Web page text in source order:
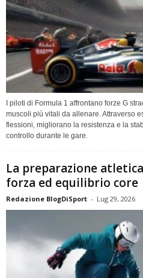
I piloti di Formula 1 affrontano forze G
muscoli più vitali da allenare. Attraverso
flessioni, migliorano la resistenza e la
controllo durante le gare.
La preparazione
forza ed equilibrio core
Redazione BlogDiSport - Lug 29, 2026